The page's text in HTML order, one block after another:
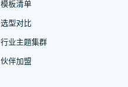
模板清单
选型对比
行业主题集群
伙伴加盟